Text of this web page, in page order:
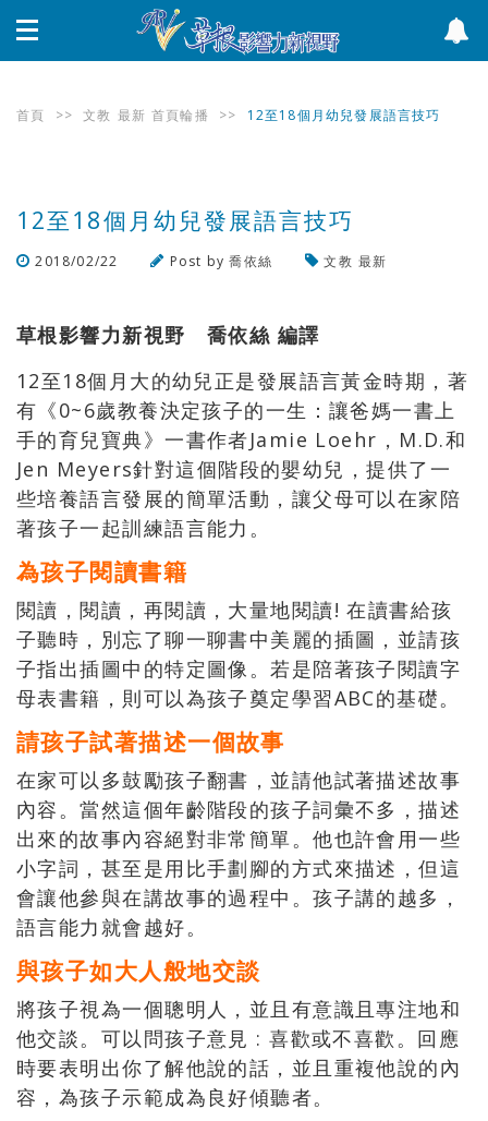
首頁 >> 文教 最新 首頁輪播 >> 12至18個月幼兒發展語言技巧
12至18個月幼兒發展語言技巧
2018/02/22 Post by喬依絲 文教 最新
草根影響力新視野 喬依絲 編譯
12至18個月大的幼兒正是發展語言黃金時期，著
有《0~6歲教養決定孩子的一生：讓爸媽一書上
手的育兒寶典》一書作者Jamie Loehr，M.D.和
Jen Meyers針對這個階段的嬰幼兒，提供了一
些培養語言發展的簡單活動，讓父母可以在家陪
著孩子一起訓練語言能力。
為孩子閱讀書籍
閱讀，閱讀，再閱讀，大量地閱讀! 在讀書給孩
子聽時，別忘了聊一聊書中美麗的插圖，並請孩
子指出插圖中的特定圖像。若是陪著孩子閱讀字
母表書籍，則可以為孩子奠定學習ABC的基礎。
請孩子試著描述一個故事
在家可以多鼓勵孩子翻書，並請他試著描述故事
內容。當然這個年齡階段的孩子詞彙不多，描述
出來的故事內容絕對非常簡單。他也許會用一些
小字詞，甚至是用比手劃腳的方式來描述，但這
會讓他參與在講故事的過程中。孩子講的越多，
語言能力就會越好。
與孩子如大人般地交談
將孩子視為一個聰明人，並且有意識且專注地和
他交談。可以問孩子意見 : 喜歡或不喜歡。回應
時要表明出你了解他說的話，並且重複他說的內
容，為孩子示範成為良好傾聽者。